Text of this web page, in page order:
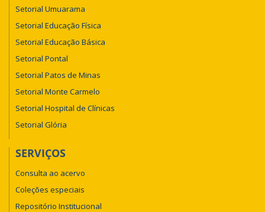
Setorial Umuarama
Setorial Educação Física
Setorial Educação Básica
Setorial Pontal
Setorial Patos de Minas
Setorial Monte Carmelo
Setorial Hospital de Clínicas
Setorial Glória
SERVIÇOS
Consulta ao acervo
Coleções especiais
Repositório Institucional